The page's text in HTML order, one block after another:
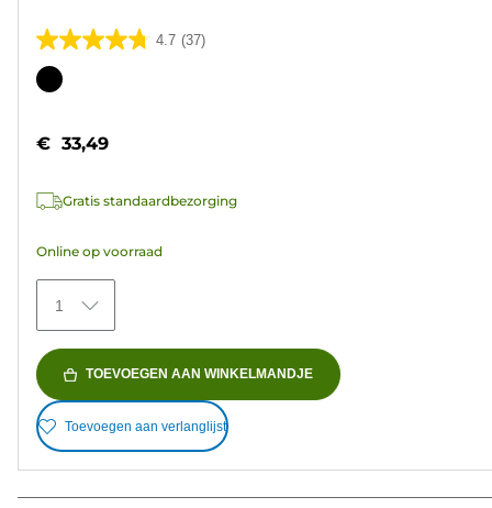
4.7 (37)
4.7
van
sterren.
beoordelingen
Kleurencartridge
€ 33,49
Gratis standaardbezorging
Online op voorraad
1
TOEVOEGEN AAN WINKELMANDJE
Toevoegen aan verlanglijst